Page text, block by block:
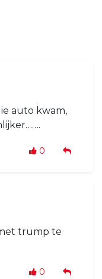
auto kwam,
0
trump te
0